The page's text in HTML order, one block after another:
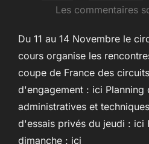
Les commentaires
Du 11 au 14 Novembre le
cours organise les
coupe de France des
d'engagement : ici Planning
administratives et
d'essais privés du jeudi : ici
dimanche : ici